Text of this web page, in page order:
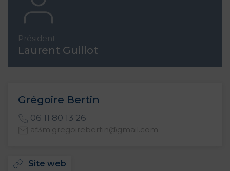
Président
Laurent Guillot
Grégoire Bertin
06 11 80 13 26
af3m.gregoirebertin@gmail.com
Site web